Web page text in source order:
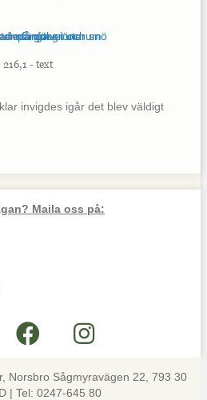
216,1 - text
invigdes igår det blev väldigt
Maila oss på:
Norsbro Sågmyravägen 22, 793 30
| Tel: 0247-645 80